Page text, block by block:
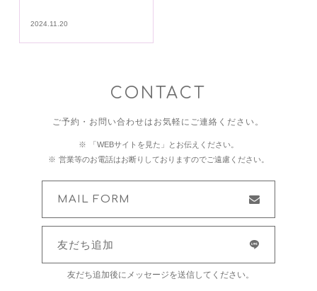
2024.11.20
CONTACT
ご予約・お問い合わせはお気軽にご連絡ください。
「WEBサイトを見た」とお伝えください。
営業等のお電話はお断りしておりますのでご遠慮ください。
MAIL FORM
友だち追加
友だち追加後にメッセージを送信してください。